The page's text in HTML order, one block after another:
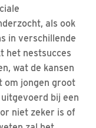
als ook
in verschillende
het nestsucces
wat de kansen
om jongen groot
bij een
niet zeker is of